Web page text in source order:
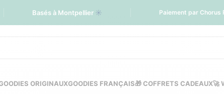
Basés à Montpellier ☀️ Paiement par Chorus
ORIGINAUXGOODIES FRANÇAIS🎁 COFFRETS CADEAUX🚀